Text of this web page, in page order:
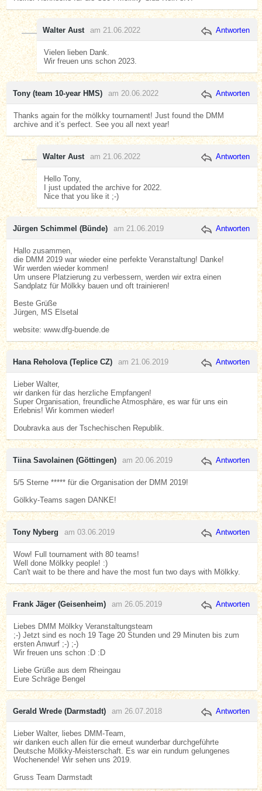
Walter Aust am 21.06.2022 Antworten
Vielen lieben Dank.
Wir freuen uns schon 2023.
Tony (team 10-year HMS) am 20.06.2022 Antworten
Thanks again for the mölkky tournament! Just found the DMM
archive and it’s perfect. See you all next year!
Walter Aust am 21.06.2022 Antworten
Hello Tony,
I just updated the archive for 2022.
Nice that you like it ;-)
Jürgen Schimmel (Bünde) am 21.06.2019 Antworten
Hallo zusammen,
die DMM 2019 war wieder eine perfekte Veranstaltung! Danke!
Wir werden wieder kommen!
Um unsere Platzierung zu verbessern, werden wir extra einen
Sandplatz für Mölkky bauen und oft trainieren!
Beste Grüße
Jürgen, MS Elsetal
website: www.dfg-buende.de
Hana Reholova (Teplice CZ) am 21.06.2019 Antworten
Lieber Walter,
wir danken für das herzliche Empfangen!
Super Organisation, freundliche Atmosphäre, es war für uns ein
Erlebnis! Wir kommen wieder!
Doubravka aus der Tschechischen Republik.
Tiina Savolainen (Göttingen) am 20.06.2019 Antworten
5/5 Sterne ***** für die Organisation der DMM 2019!
Gölkky-Teams sagen DANKE!
Tony Nyberg am 03.06.2019 Antworten
Wow! Full tournament with 80 teams!
Well done Mölkky people! :)
Can't wait to be there and have the most fun two days with Mölkky.
Frank Jäger (Geisenheim) am 26.05.2019 Antworten
Liebes DMM Mölkky Veranstaltungsteam
;-) Jetzt sind es noch 19 Tage 20 Stunden und 29 Minuten bis zum
ersten Anwurf ;-) ;-)
Wir freuen uns schon :D :D
Liebe Grüße aus dem Rheingau
Eure Schräge Bengel
Gerald Wrede (Darmstadt) am 26.07.2018 Antworten
Lieber Walter, liebes DMM-Team,
wir danken euch allen für die erneut wunderbar durchgeführte
Deutsche Mölkky-Meisterschaft. Es war ein rundum gelungenes
Wochenende! Wir sehen uns 2019.
Gruss Team Darmstadt